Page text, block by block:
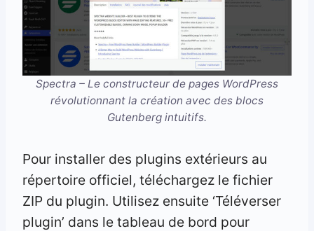
Spectra – Le constructeur de pages WordPress
révolutionnant la création avec des blocs
Gutenberg intuitifs.
Pour installer des plugins extérieurs au
répertoire officiel, téléchargez le fichier
ZIP du plugin. Utilisez ensuite ‘Téléverser
plugin’ dans le tableau de bord pour